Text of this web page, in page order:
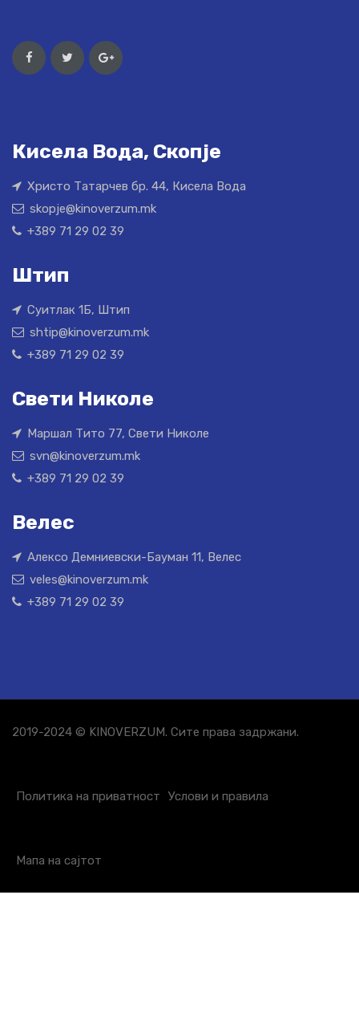
Кисела Вода, Скопје
Христо Татарчев бр. 44, Кисела Вода
skopje@kinoverzum.mk
+389 71 29 02 39
Штип
Суитлак 1Б, Штип
shtip@kinoverzum.mk
+389 71 29 02 39
Свети Николе
Маршал Тито 77, Свети Николе
svn@kinoverzum.mk
+389 71 29 02 39
Велес
Алексо Демниевски-Бауман 11, Велес
veles@kinoverzum.mk
+389 71 29 02 39
2019-2024 © KINOVERZUM. Сите права задржани.
Политика на приватност Услови и правила
Мапа на сајтот